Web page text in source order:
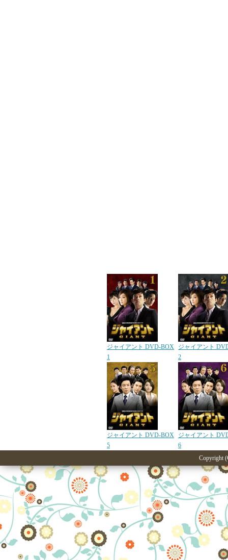
ジャイアント DVD-BOX
1
ジャイアント
2
ジャイアント DVD-BOX
5
ジャイアント
6
Copyright